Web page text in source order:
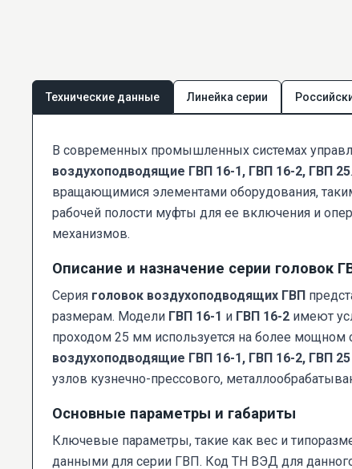
Технические данные Линейка серии
В современных промышленных системах
воздухоподводящие ГВП 16-1, ГВП 16-2, ГВП 25
вращающимися элементами оборудования,
рабочей полости муфты для ее включения и
механизмов.
Описание и назначение серии головок
Серия головок воздухоподводящих ГВП
размерам. Модели ГВП 16-1 и ГВП 16-2 имеют
проходом 25 мм используется на более
воздухоподводящие ГВП 16-1, ГВП 16-2, ГВП 25
узлов кузнечно-прессового,
Основные параметры и габариты
Ключевые параметры, такие как вес и
данными для серии ГВП. Код ТН ВЭД для данного